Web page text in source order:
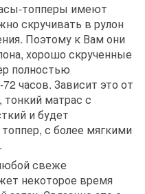
топперы имеют
скручивать в рулон
Поэтому к Вам они
хорошо скрученные
полностью
часов. Зависит это от
тонкий матрас с
и будет
с более мягкими
свеже
некоторое время